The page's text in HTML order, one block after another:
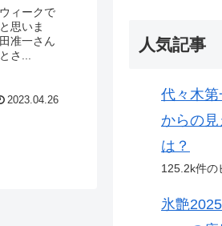
ィークで
思いま
准一さん
さ...
2023.04.26
人気記事
代々木
からの
は？
125.2k件の
氷艶